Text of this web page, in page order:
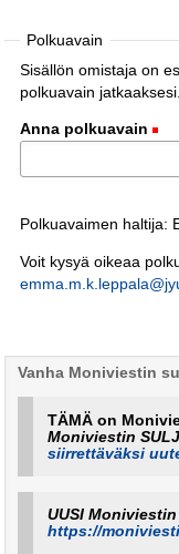
Polkuavain
Sisällön omistaja on
polkuavain jatkaaksesi.
Anna polkuavain
Polkuavaimen haltija:
Voit kysyä oikeaa
Vanha Moniviestin
TÄMÄ on
Moniviestin
siirrettäväksi
UUSI
https://